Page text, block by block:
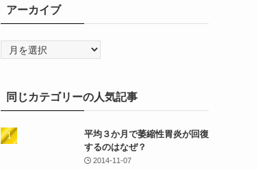
リアーカイブ
ー
イ同じカテゴリーの人気記事
平均３か月で萎縮性胃炎が回復
するのはなぜ？
2014-11-07